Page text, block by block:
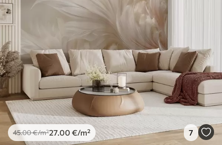
Premium vinils
39 .00 €/m²
Peel and Stick
81.6548.99€/m²
45.00€/m²27 .00 €/m² 7